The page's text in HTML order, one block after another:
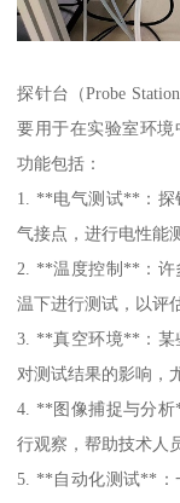
探针台（Probe
要用于在实验室环
功能包括：
1. **电气测试**：探
气接点，进行电性能
2. **温度控制**：许
温下进行测试，以评
3. **真空环境**：某
对测试结果的影响，
4. **图像捕捉与分
行观察，帮助技术人
5. **自动化测试**：